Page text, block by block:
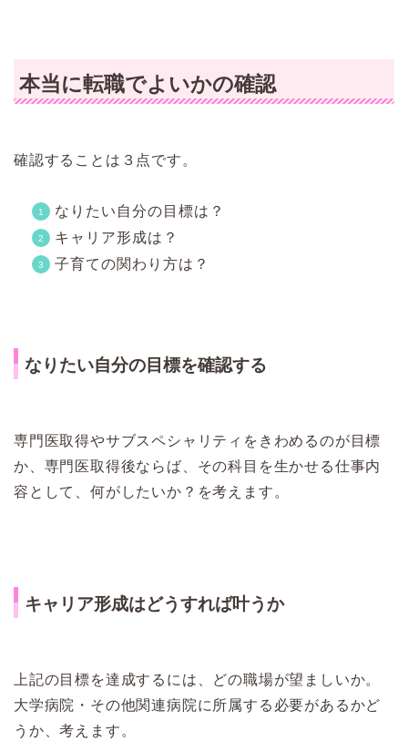
本当に転職でよいかの確認
確認することは３点です。
なりたい自分の目標は？
キャリア形成は？
子育ての関わり方は？
なりたい自分の目標を確認する
専門医取得やサブスペシャリティをきわめるのが目標
か、専門医取得後ならば、その科目を生かせる仕事内
容として、何がしたいか？を考えます。
キャリア形成はどうすれば叶うか
上記の目標を達成するには、どの職場が望ましいか。
大学病院・その他関連病院に所属する必要があるかど
うか、考えます。